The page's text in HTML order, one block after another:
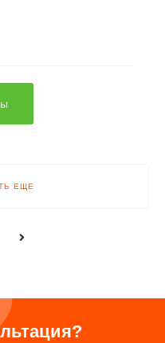
ЕЩЕ